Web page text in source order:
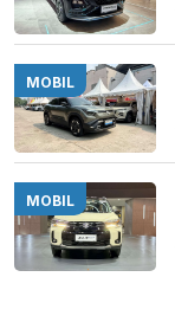
MOBIL
MOBIL